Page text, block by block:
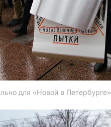
для «Новой в Петербурге»